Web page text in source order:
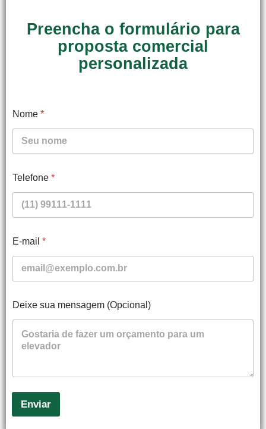
Preencha o formulário para
proposta comercial
personalizada
Nome *
Telefone *
E-mail *
Deixe sua mensagem (Opcional)
Enviar